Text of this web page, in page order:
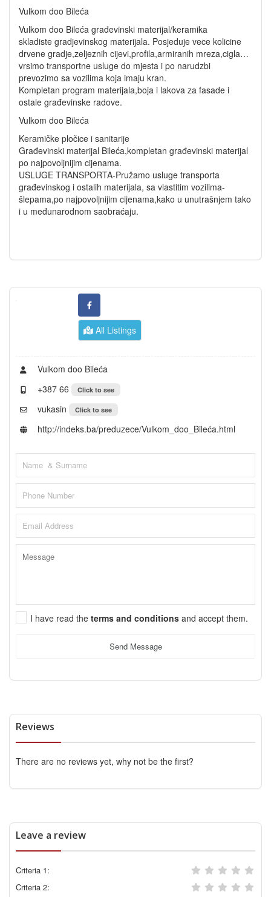
Vulkom doo Bileća
Vulkom doo Bileća građevinski materijal/keramika
skladiste gradjevinskog materijala. Posjeduje vece kolicine
drvene gradje,zeljeznih cijevi,profila,armiranih mreza,cigla…
vrsimo transportne usluge do mjesta i po narudzbi
prevozimo sa vozilima koja imaju kran.
Kompletan program materijala,boja i lakova za fasade i
ostale građevinske radove.
Vulkom doo Bileća
Keramičke pločice i sanitarije
Građevinski materijal Bileća,kompletan građevinski materijal
po najpovoljnijim cijenama.
USLUGE TRANSPORTA-Pružamo usluge transporta
građevinskog i ostalih materijala, sa vlastitim vozilima-
šlepama,po najpovoljnijim cijenama,kako u unutrašnjem tako
i u međunarodnom saobraćaju.
All Listings
Vulkom doo Bileća
+387 66
Click to see
vukasin Click to see
http://indeks.ba/preduzece/Vulkom_doo_Bileća.html
I have read the terms and conditions and accept them.
Send Message
Reviews
There are no reviews yet, why not be the first?
Leave a review
Criteria 1:
Criteria 2: